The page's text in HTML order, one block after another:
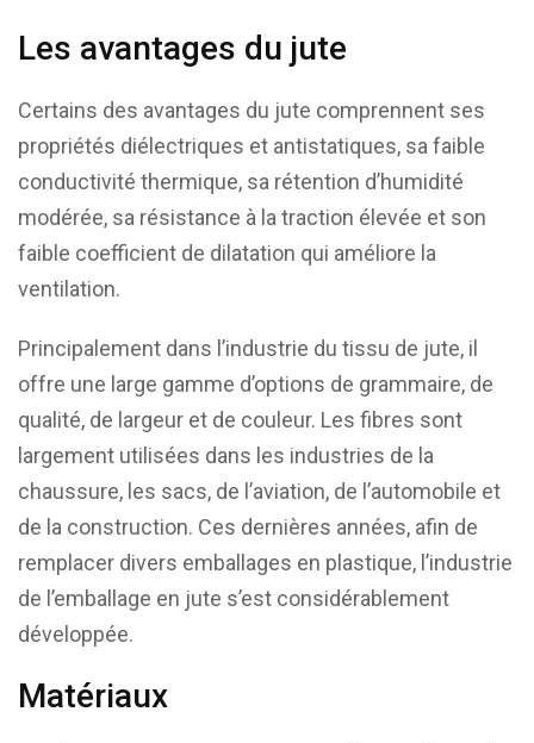
Les avantages du jute
Certains des avantages du jute comprennent ses
propriétés diélectriques et antistatiques, sa faible
conductivité thermique, sa rétention d’humidité
modérée, sa résistance à la traction élevée et son
faible coefficient de dilatation qui améliore la
ventilation.
Principalement dans l’industrie du tissu de jute, il
offre une large gamme d’options de grammaire, de
qualité, de largeur et de couleur. Les fibres sont
largement utilisées dans les industries de la
chaussure, les sacs, de l’aviation, de l’automobile et
de la construction. Ces dernières années, afin de
remplacer divers emballages en plastique, l’industrie
de l’emballage en jute s’est considérablement
développée.
Matériaux